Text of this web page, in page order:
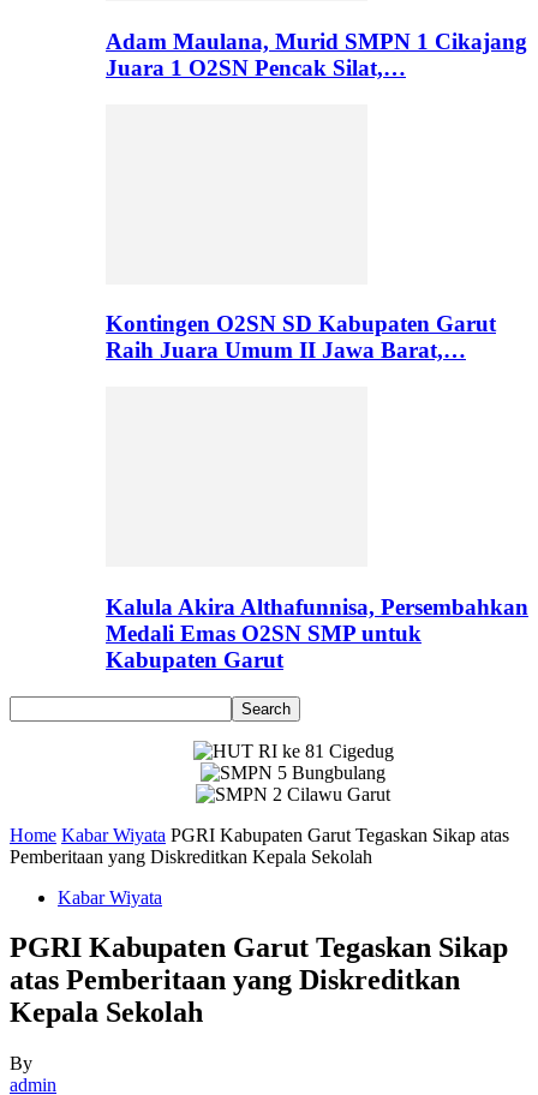
Adam Maulana, Murid SMPN 1 Cikajang
Juara 1 O2SN Pencak Silat,…
Kontingen O2SN SD Kabupaten Garut
Raih Juara Umum II Jawa Barat,…
Kalula Akira Althafunnisa, Persembahkan
Medali Emas O2SN SMP untuk
Kabupaten Garut
Home Kabar Wiyata PGRI Kabupaten Garut Tegaskan Sikap atas
Pemberitaan yang Diskreditkan Kepala Sekolah
Kabar Wiyata
PGRI Kabupaten Garut Tegaskan Sikap
atas Pemberitaan yang Diskreditkan
Kepala Sekolah
By
admin